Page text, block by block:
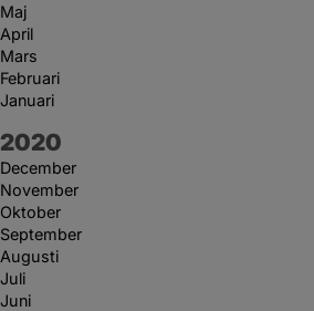
Maj
April
Mars
Februari
Januari
År:
2020
December
November
Oktober
September
Augusti
Juli
Juni